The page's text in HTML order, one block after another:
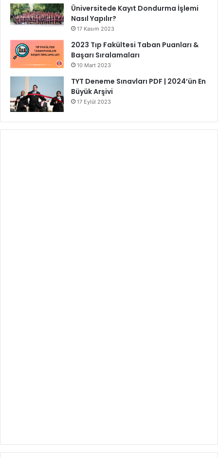
Üniversitede Kayıt Dondurma İşlemi
Nasıl Yapılır?
17 Kasım 2023
2023 Tıp Fakültesi Taban Puanları &
Başarı Sıralamaları
10 Mart 2023
TYT Deneme Sınavları PDF | 2024’ün En
Büyük Arşivi
17 Eylül 2023